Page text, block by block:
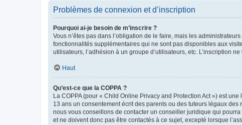
Problèmes de connexion et d’inscription
Pourquoi ai-je besoin de m’inscrire ?
Vous n’êtes pas dans l’obligation de le faire, mais les
fonctionnalités supplémentaires qui ne sont pas disponibles aux
utilisateurs, l’adhésion à un groupe d’utilisateurs, etc. L’inscription
Haut
Qu’est-ce que la COPPA ?
La COPPA (pour « Child Online Privacy and Protection Act ») est
13 ans un consentement écrit des parents ou des tuteurs légaux
nous vous conseillons de contacter un conseiller juridique qui
et ne doivent donc pas être contactés à ce sujet, excepté lorsque